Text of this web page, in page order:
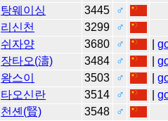
탕웨이싱 3445
♂
리신천 3299
♂
쉬자양 3680 ♂ |
장타오(濤) 3484 ♂ |
왕스이 3503 ♂ |
타오신란 3514 ♂ |
천셴(賢) 3548
♂